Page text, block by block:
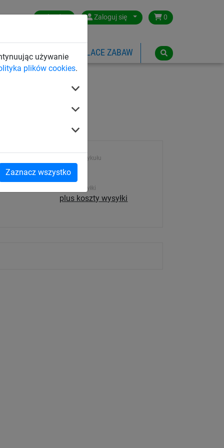
używanie
plików cookies.
Zaznacz wszystko
Poland Zaloguj się 0
LINOWE PLACE ZABAW
Numer artykułu
4693
Koszt wysyłki
plus koszty wysyłki